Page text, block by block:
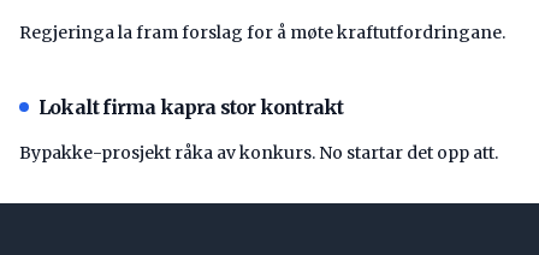
Regjeringa la fram forslag for å møte kraftutfordringane.
Lokalt firma kapra stor kontrakt
Bypakke-prosjekt råka av konkurs. No startar det opp att.